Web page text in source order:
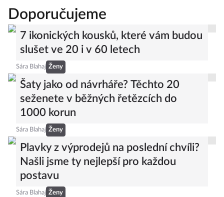
Doporučujeme
7 ikonických kousků, které vám budou
slušet ve 20 i v 60 letech
Sára Blahaj Ženy
Šaty jako od návrháře? Těchto 20
seženete v běžných řetězcích do
1000 korun
Sára Blahaj Ženy
Plavky z výprodejů na poslední chvíli?
Našli jsme ty nejlepší pro každou
postavu
Sára Blahaj Ženy